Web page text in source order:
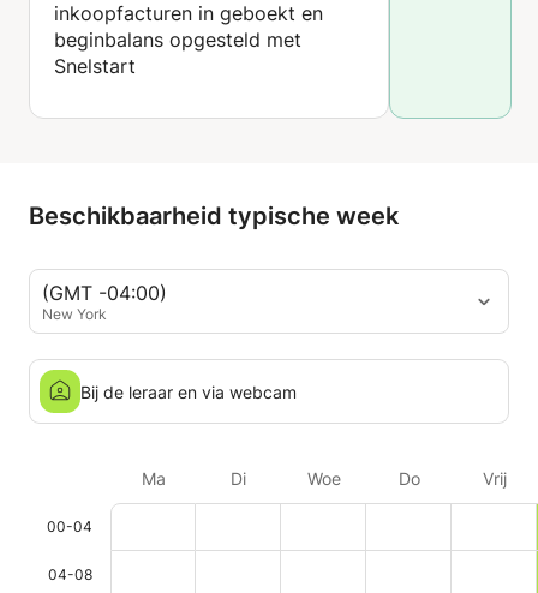
inkoopfacturen in geboekt en
beginbalans opgesteld met
Snelstart
Beschikbaarheid typische week
(GMT -04:00)
New York
Bij de leraar en via webcam
Ma Di Woe Do Vrij
00-04
04-08